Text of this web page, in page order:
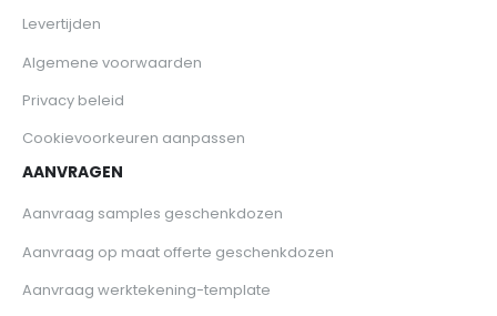
Levertijden
Algemene voorwaarden
Privacy beleid
Cookievoorkeuren aanpassen
AANVRAGEN
Aanvraag samples geschenkdozen
Aanvraag op maat offerte geschenkdozen
Aanvraag werktekening-template